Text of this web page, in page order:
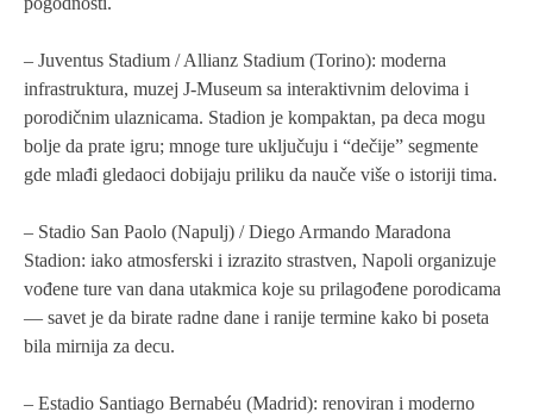
– Juventus Stadium / Allianz Stadium (Torino): moderna
infrastruktura, muzej J-Museum sa interaktivnim delovima i
porodičnim ulaznicama. Stadion je kompaktan, pa deca mogu
bolje da prate igru; mnoge ture uključuju i “dečije” segmente
gde mlađi gledaoci dobijaju priliku da nauče više o istoriji tima.
– Stadio San Paolo (Napulj) / Diego Armando Maradona
Stadion: iako atmosferski i izrazito strastven, Napoli organizuje
vođene ture van dana utakmica koje su prilagođene porodicama
— savet je da birate radne dane i ranije termine kako bi poseta
bila mirnija za decu.
– Estadio Santiago Bernabéu (Madrid): renoviran i moderno